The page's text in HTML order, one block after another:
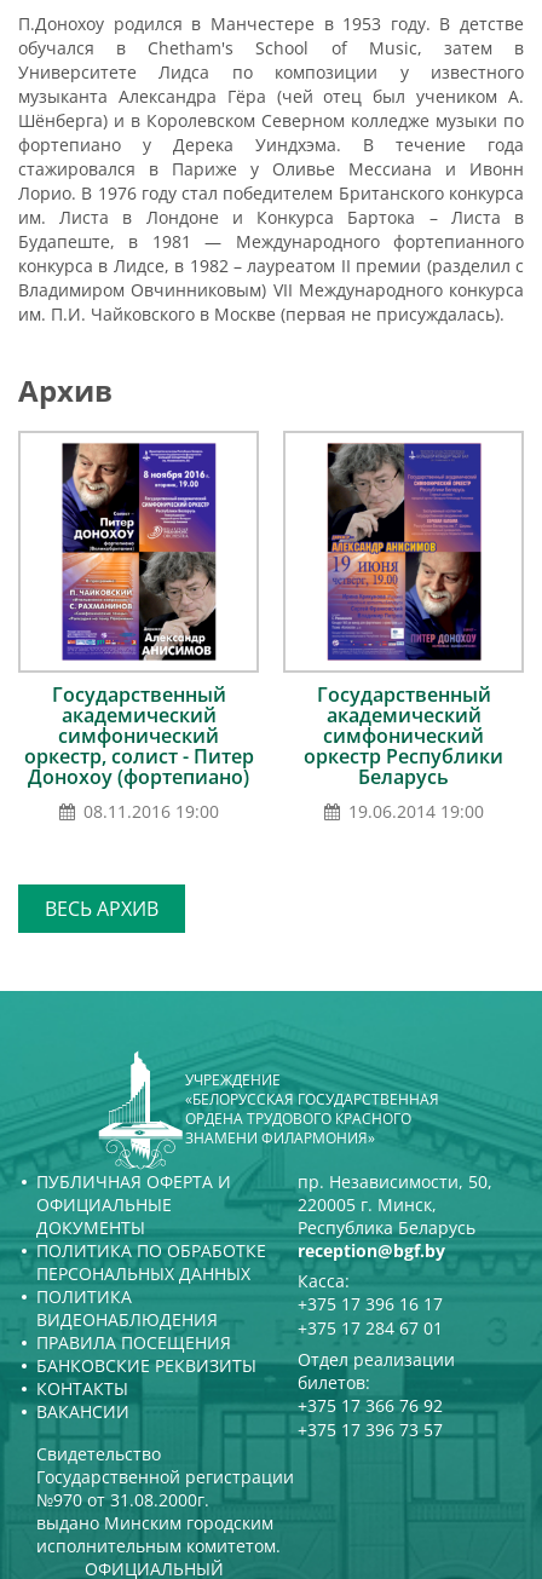
П.Донохоу родился в Манчестере в 1953 году. В детстве
обучался в Chetham's School of Music, затем в
Университете Лидса по композиции у известного
музыканта Александра Гёра (чей отец был учеником А.
Шёнберга) и в Королевском Северном колледже музыки по
фортепиано у Дерека Уиндхэма. В течение года
стажировался в Париже у Оливье Мессиана и Ивонн
Лорио. В 1976 году стал победителем Британского конкурса
им. Листа в Лондоне и Конкурса Бартока – Листа в
Будапеште, в 1981 — Международного фортепианного
конкурса в Лидсе, в 1982 – лауреатом II премии (разделил с
Владимиром Овчинниковым) VII Международного конкурса
им. П.И. Чайковского в Москве (первая не присуждалась).
Архив
Государственный
академический
симфонический
оркестр, солист - Питер
Донохоу (фортепиано)
08.11.2016 19:00
Государственный
академический
симфонический
оркестр Республики
Беларусь
19.06.2014 19:00
ВЕСЬ АРХИВ
УЧРЕЖДЕНИЕ
«БЕЛОРУССКАЯ ГОСУДАРСТВЕННАЯ
ОРДЕНА ТРУДОВОГО КРАСНОГО
ЗНАМЕНИ ФИЛАРМОНИЯ»
ПУБЛИЧНАЯ ОФЕРТА И
ОФИЦИАЛЬНЫЕ
ДОКУМЕНТЫ
ПОЛИТИКА ПО ОБРАБОТКЕ
ПЕРСОНАЛЬНЫХ ДАННЫХ
ПОЛИТИКА
ВИДЕОНАБЛЮДЕНИЯ
ПРАВИЛА ПОСЕЩЕНИЯ
БАНКОВСКИЕ РЕКВИЗИТЫ
КОНТАКТЫ
ВАКАНСИИ
пр. Независимости, 50,
220005 г. Минск,
Республика Беларусь
reception@bgf.by
Касса:
+375 17 396 16 17
+375 17 284 67 01
Отдел реализации
билетов:
+375 17 366 76 92
+375 17 396 73 57
Свидетельство
Государственной регистрации
№970 от 31.08.2000г.
выдано Минским городским
исполнительным комитетом.
ОФИЦИАЛЬНЫЙ